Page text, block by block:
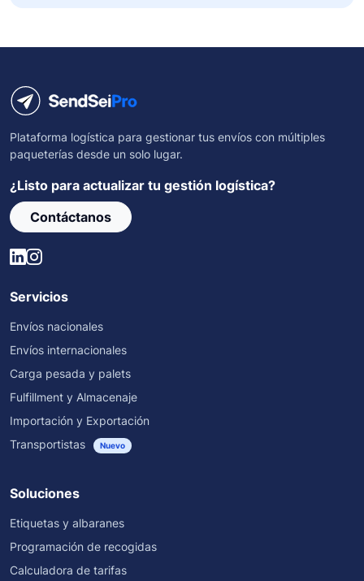
Plataforma logística para gestionar tus envíos con múltiples
paqueterías desde un solo lugar.
¿Listo para actualizar tu gestión logística?
Contáctanos
Servicios
Envíos nacionales
Envíos internacionales
Carga pesada y palets
Fulfillment y Almacenaje
Importación y Exportación
Transportistas
Nuevo
Soluciones
Etiquetas y albaranes
Programación de recogidas
Calculadora de tarifas